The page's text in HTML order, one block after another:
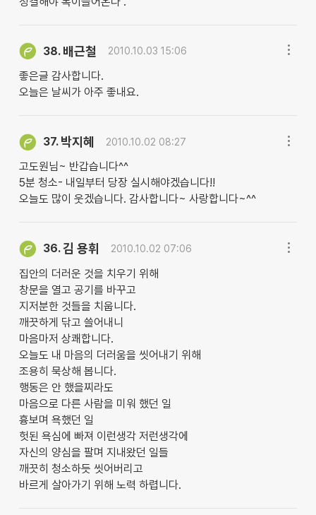
38. 배근철 2010.10.03 15:06
좋은글 감사합니다.
오늘은 날씨가 아주 좋내요.
37. 박지혜 2010.10.02 08:27
고도원님~ 반갑습니다^^
5분 청소- 내일부터 당장 실시해야겠습니다!!
오늘도 많이 웃겠습니다. 감사합니다~ 사랑합니다~^^
36.김 용휘 2010.10.02 07:06
집안의 더러운 것을 치우기 위해
창문을 열고 공기를 바꾸고
지저분한 것들을 치웁니다.
깨끗하게 닦고 쓸어내니
마음마저 상쾌합니다.
오늘도 내 마음의 더러움을 씻어내기 위해
조용히 묵상해 봅니다.
행동은 안 했을찌라도
마음으로 다른 사람을 미워 했던 일
흉보며 욕했던 일
헛된 욕심에 빠져 이런생각 저런생각에
자신의 양심을 팔며 지내왔던 일들
깨끗히 청소하듯 씻어버리고
바르게 살아가기 위해 노력 하렵니다.